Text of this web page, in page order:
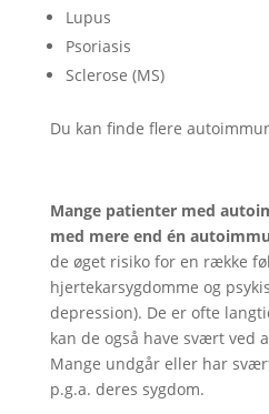
Lupus
Psoriasis
Sclerose (MS)
Du kan finde flere
Mange patienter med
med mere end én
de øget risiko for en række
hjertekarsygdomme og
depression). De er ofte
kan de også have svært ved
Mange undgår eller har
p.g.a. deres sygdom.